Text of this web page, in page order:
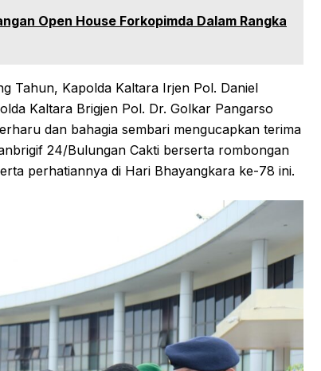
Open House Forkopimda Dalam Rangka
Tahun, Kapolda Kaltara Irjen Pol. Daniel
Kaltara Brigjen Pol. Dr. Golkar Pangarso
dan bahagia sembari mengucapkan terima
24/Bulungan Cakti berserta rombongan
perhatiannya di Hari Bhayangkara ke-78 ini.